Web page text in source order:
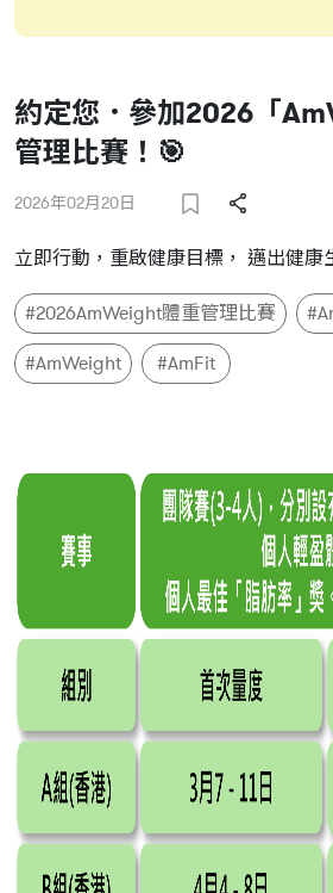
約定您．參加2026「
管理比賽！🎯
2026年02月20日
立即行動，重啟健康目標， 邁出健康
#2026AmWeight體重管理比賽
#AmWeight
#AmFit